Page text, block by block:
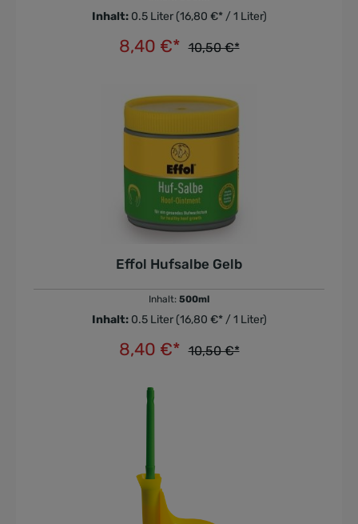
Inhalt: 0.5 Liter (16,80 €* / 1 Liter)
8,40 €* 10,50 €*
In den Warenkorb
Effol Hufsalbe Gelb
Inhalt: 500ml
Inhalt: 0.5 Liter (16,80 €* / 1 Liter)
8,40 €* 10,50 €*
In den Warenkorb